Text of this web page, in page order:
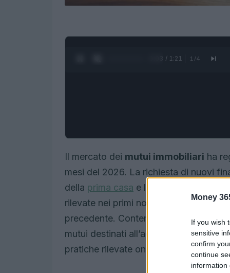
Money
If you wish
sensitive
confirm
continue
information
0:04 / 1:21 1 /4
Il mercato dei mutui immobiliari ha
mesi del 2026. La richiesta di nuovi
della prima casa e le
rilevate nei primi nove mesi dell’anno
precedente. Contemporaneamente,
mutui destinati all’acquisto di prima e
pratiche rilevate online.